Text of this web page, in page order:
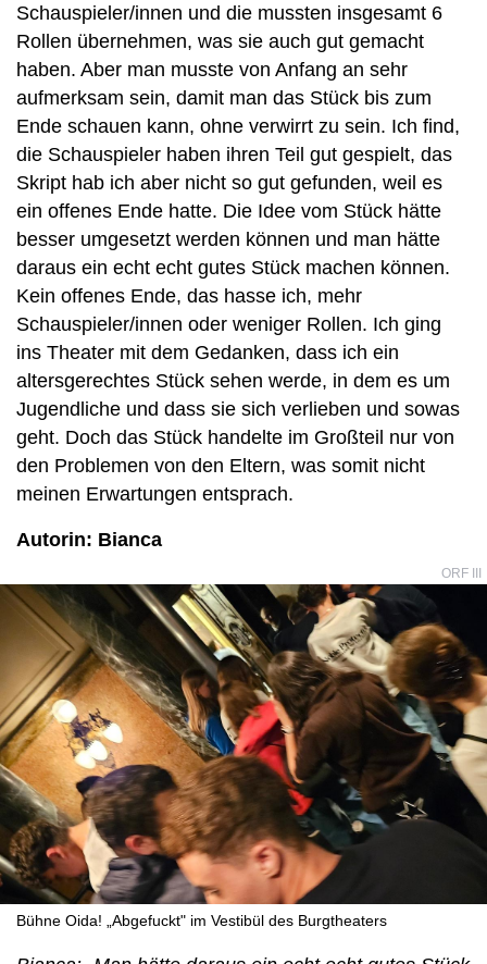
Schauspieler/innen und die mussten insgesamt 6
Rollen übernehmen, was sie auch gut gemacht
haben. Aber man musste von Anfang an sehr
aufmerksam sein, damit man das Stück bis zum
Ende schauen kann, ohne verwirrt zu sein. Ich find,
die Schauspieler haben ihren Teil gut gespielt, das
Skript hab ich aber nicht so gut gefunden, weil es
ein offenes Ende hatte. Die Idee vom Stück hätte
besser umgesetzt werden können und man hätte
daraus ein echt echt gutes Stück machen können.
Kein offenes Ende, das hasse ich, mehr
Schauspieler/innen oder weniger Rollen. Ich ging
ins Theater mit dem Gedanken, dass ich ein
altersgerechtes Stück sehen werde, in dem es um
Jugendliche und dass sie sich verlieben und sowas
geht. Doch das Stück handelte im Großteil nur von
den Problemen von den Eltern, was somit nicht
meinen Erwartungen entsprach.
Autorin: Bianca
ORF III
Bühne Oida! „Abgefuckt" im Vestibül des Burgtheaters